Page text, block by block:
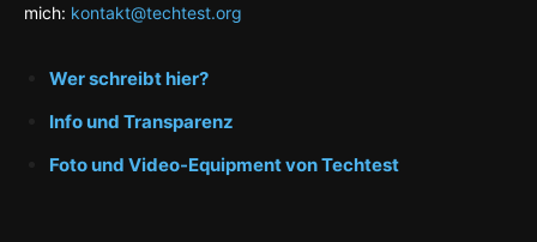
mich: kontakt@techtest.org
Wer schreibt hier?
Info und Transparenz
Foto und Video-Equipment von Techtest